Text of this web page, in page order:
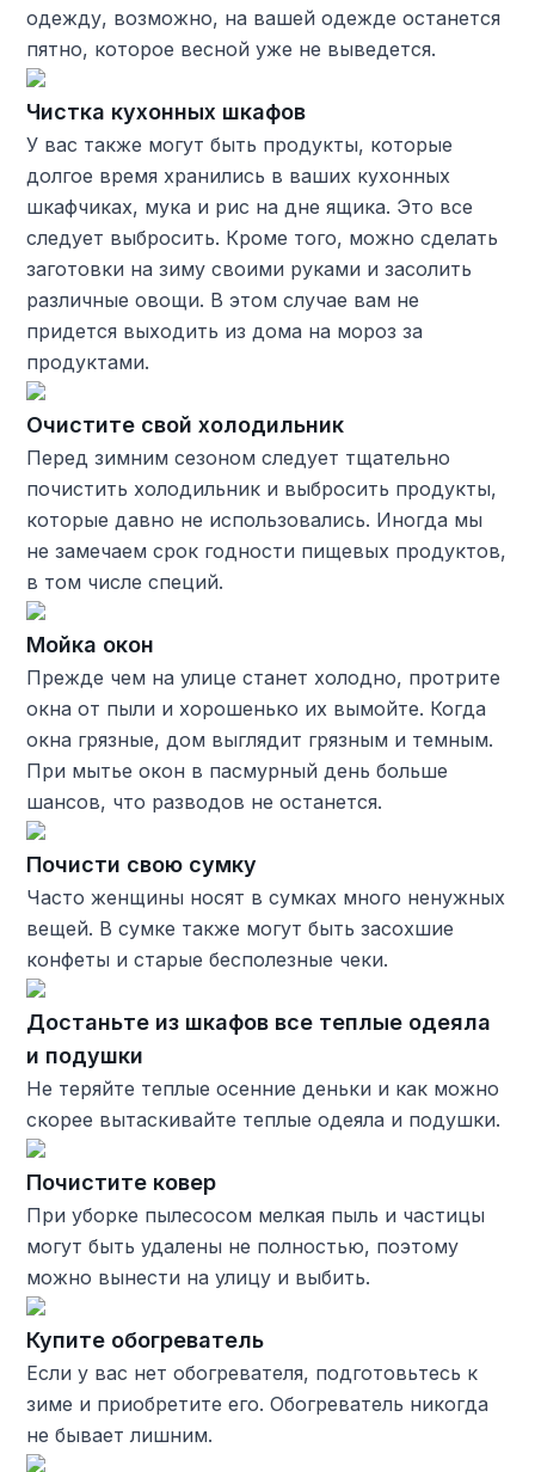
одежду, возможно, на вашей одежде останется
пятно, которое весной уже не выведется.
Чистка кухонных шкафов
У вас также могут быть продукты, которые
долгое время хранились в ваших кухонных
шкафчиках, мука и рис на дне ящика. Это все
следует выбросить. Кроме того, можно сделать
заготовки на зиму своими руками и засолить
различные овощи. В этом случае вам не
придется выходить из дома на мороз за
продуктами.
Очистите свой холодильник
Перед зимним сезоном следует тщательно
почистить холодильник и выбросить продукты,
которые давно не использовались. Иногда мы
не замечаем срок годности пищевых продуктов,
в том числе специй.
Мойка окон
Прежде чем на улице станет холодно, протрите
окна от пыли и хорошенько их вымойте. Когда
окна грязные, дом выглядит грязным и темным.
При мытье окон в пасмурный день больше
шансов, что разводов не останется.
Почисти свою сумку
Часто женщины носят в сумках много ненужных
вещей. В сумке также могут быть засохшие
конфеты и старые бесполезные чеки.
Достаньте из шкафов все теплые одеяла
и подушки
Не теряйте теплые осенние деньки и как можно
скорее вытаскивайте теплые одеяла и подушки.
Почистите ковер
При уборке пылесосом мелкая пыль и частицы
могут быть удалены не полностью, поэтому
можно вынести на улицу и выбить.
Купите обогреватель
Если у вас нет обогревателя, подготовьтесь к
зиме и приобретите его. Обогреватель никогда
не бывает лишним.